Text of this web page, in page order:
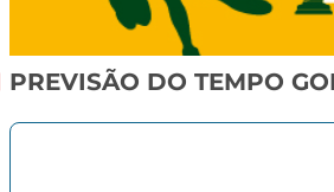
PREVISÃO DO TEMPO